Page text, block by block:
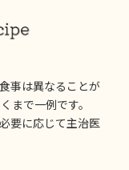
事は異なることが
まで一例です。
要に応じて主治医